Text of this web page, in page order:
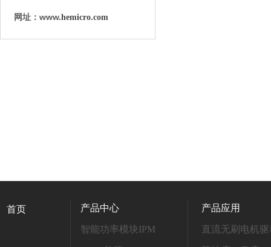
网址：www.hemicro.com
产品应用
直流无刷电机驱
产品中心
智能功率模块IPM
首页